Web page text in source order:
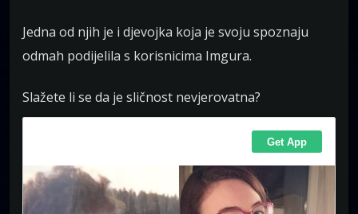
Jedna od njih je i djevojka koja je svoju spoznaju
odmah podijelila s korisnicima Imgura.
Slažete li se da je sličnost nevjerovatna?